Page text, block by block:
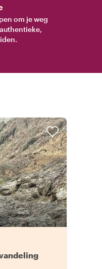
om je weg